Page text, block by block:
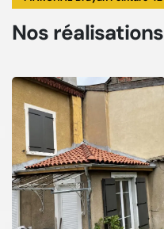
Nos réalisations